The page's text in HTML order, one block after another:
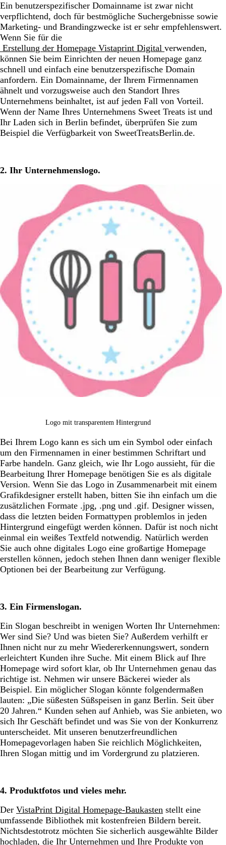
Ein benutzerspezifischer Domainname ist zwar nicht
verpflichtend, doch für bestmögliche Suchergebnisse sowie
Marketing- und Brandingzwecke ist er sehr empfehlenswert.
Wenn Sie für die
Erstellung der Homepage Vistaprint Digital verwenden,
können Sie beim Einrichten der neuen Homepage ganz
schnell und einfach eine benutzerspezifische Domain
anfordern. Ein Domainname, der Ihrem Firmennamen
ähnelt und vorzugsweise auch den Standort Ihres
Unternehmens beinhaltet, ist auf jeden Fall von Vorteil.
Wenn der Name Ihres Unternehmens Sweet Treats ist und
Ihr Laden sich in Berlin befindet, überprüfen Sie zum
Beispiel die Verfügbarkeit von SweetTreatsBerlin.de.
2. Ihr Unternehmenslogo.
Logo mit transparentem Hintergrund
Bei Ihrem Logo kann es sich um ein Symbol oder einfach
um den Firmennamen in einer bestimmen Schriftart und
Farbe handeln. Ganz gleich, wie Ihr Logo aussieht, für die
Bearbeitung Ihrer Homepage benötigen Sie es als digitale
Version. Wenn Sie das Logo in Zusammenarbeit mit einem
Grafikdesigner erstellt haben, bitten Sie ihn einfach um die
zusätzlichen Formate .jpg, .png und .gif. Designer wissen,
dass die letzten beiden Formattypen problemlos in jeden
Hintergrund eingefügt werden können. Dafür ist noch nicht
einmal ein weißes Textfeld notwendig. Natürlich werden
Sie auch ohne digitales Logo eine großartige Homepage
erstellen können, jedoch stehen Ihnen dann weniger flexible
Optionen bei der Bearbeitung zur Verfügung.
3. Ein Firmenslogan.
Ein Slogan beschreibt in wenigen Worten Ihr Unternehmen:
Wer sind Sie? Und was bieten Sie? Außerdem verhilft er
Ihnen nicht nur zu mehr Wiedererkennungswert, sondern
erleichtert Kunden ihre Suche. Mit einem Blick auf Ihre
Homepage wird sofort klar, ob Ihr Unternehmen genau das
richtige ist. Nehmen wir unsere Bäckerei wieder als
Beispiel. Ein möglicher Slogan könnte folgendermaßen
lauten: „Die süßesten Süßspeisen in ganz Berlin. Seit über
20 Jahren.“ Kunden sehen auf Anhieb, was Sie anbieten, wo
sich Ihr Geschäft befindet und was Sie von der Konkurrenz
unterscheidet. Mit unseren benutzerfreundlichen
Homepagevorlagen haben Sie reichlich Möglichkeiten,
Ihren Slogan mittig und im Vordergrund zu platzieren.
4. Produktfotos und vieles mehr.
Der VistaPrint Digital Homepage-Baukasten stellt eine
umfassende Bibliothek mit kostenfreien Bildern bereit.
Nichtsdestotrotz möchten Sie sicherlich ausgewählte Bilder
hochladen, die Ihr Unternehmen und Ihre Produkte von